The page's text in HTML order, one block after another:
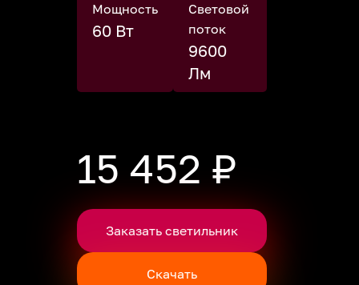
Мощность
60 Вт
Световой
поток
9600
Лм
15 452 ₽
Заказать светильник
Скачать